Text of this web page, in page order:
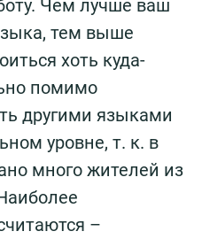
Чем лучше ваш
тем выше
хоть куда-
помимо
другими языками
уровне, т. к. в
много жителей из
–